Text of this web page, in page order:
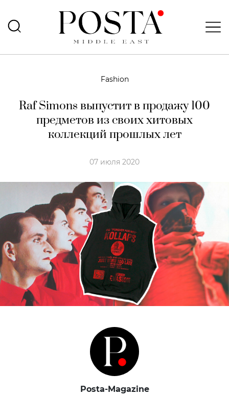
Fashion
Raf Simons выпустит в продажу 100
предметов из своих хитовых
коллекций прошлых лет
07 июля 2020
Posta-Magazine